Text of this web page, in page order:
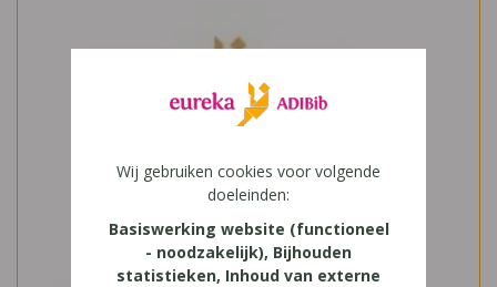
Wij gebruiken cookies voor volgende
doeleinden:
Basiswerking website (functioneel
- noodzakelijk), Bijhouden
statistieken, Inhoud van externe